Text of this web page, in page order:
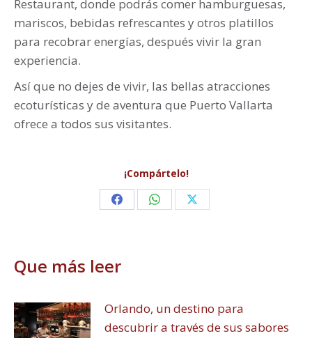
Restaurant, donde podrás comer hamburguesas,
mariscos, bebidas refrescantes y otros platillos
para recobrar energías, después vivir la gran
experiencia.
Así que no dejes de vivir, las bellas atracciones
ecoturísticas y de aventura que Puerto Vallarta
ofrece a todos sus visitantes.
¡Compártelo!
Share Share Share
Que más leer
Orlando, un destino para
descubrir a través de sus sabores